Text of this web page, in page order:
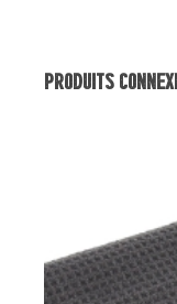
Produits